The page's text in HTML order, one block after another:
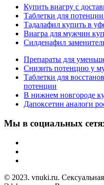
Купить виагру с
Таблетки для потенции
Тадалафил купить в
Виагра для мужчин
Силденафил
Препараты для
Снизить потенцию у
Таблетки для
потенции
В нижнем новгороде
Дапоксетин аналоги
Мы в социальных
© 2023. vnuki.ru.